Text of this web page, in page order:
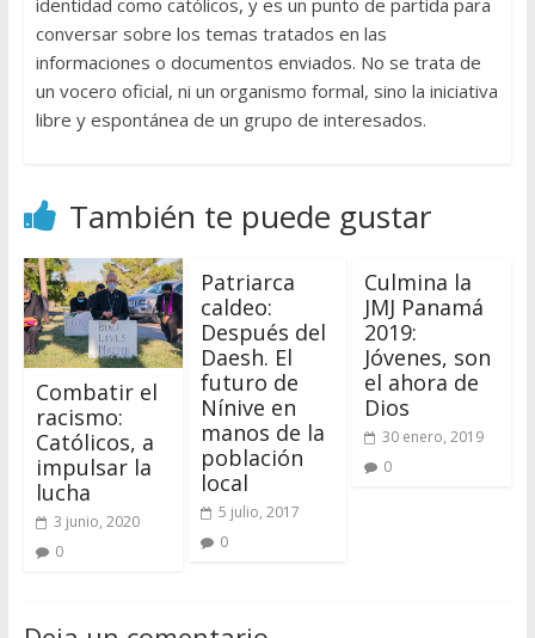
identidad como católicos, y es un punto de partida para
conversar sobre los temas tratados en las
informaciones o documentos enviados. No se trata de
un vocero oficial, ni un organismo formal, sino la iniciativa
libre y espontánea de un grupo de interesados.
También te puede gustar
Combatir el
racismo:
Católicos, a
impulsar la
lucha
3 junio, 2020
0
Patriarca
caldeo:
Después del
Daesh. El
futuro de
Nínive en
manos de la
población
local
5 julio, 2017
0
Culmina la
JMJ Panamá
2019:
Jóvenes, son
el ahora de
Dios
30 enero, 2019
0